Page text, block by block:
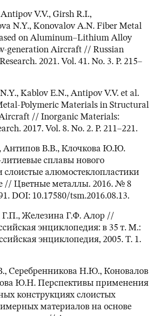
V.V., Girsh R.I.,
N.Y., Konovalov A.N. Fiber Metal
on Aluminum–Lithium Alloy
generation Aircraft // Russian
2021. Vol. 41. No. 3. P. 215–
Kablov E.N., Antipov V.V. et al.
Polymeric Materials in Structural
// Inorganic Materials:
2017. Vol. 8. No. 2. P. 211–221.
Антипов В.В., Клочкова Ю.Ю.
сплавы нового
слоистые алюмостеклопластики
// Цветные металлы. 2016. № 8
DOI: 10.17580/tsm.2016.08.13.
Железина Г.Ф. Алор //
энциклопедия: в 35 т. М.:
энциклопедия, 2005. Т. 1.
Серебренникова Н.Ю., Коновалов
Ю.Н. Перспективы применения
конструкциях слоистых
материалов на основе